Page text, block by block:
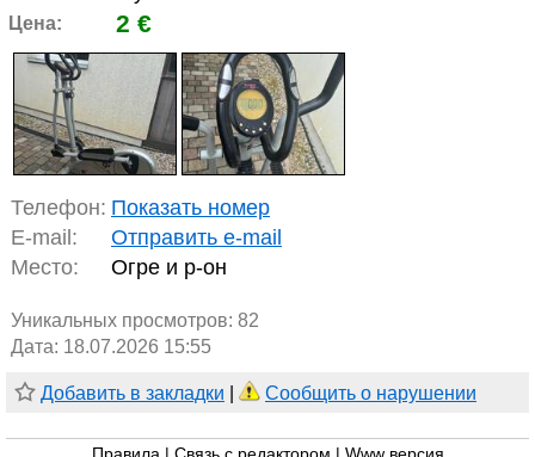
Цена: 2 €
Телефон: Показать номер
E-mail:
Отправить e-mail
Место:
Огре и р-он
Уникальных просмотров: 82
Дата: 18.07.2026 15:55
Добавить в закладки Сообщить о нарушении